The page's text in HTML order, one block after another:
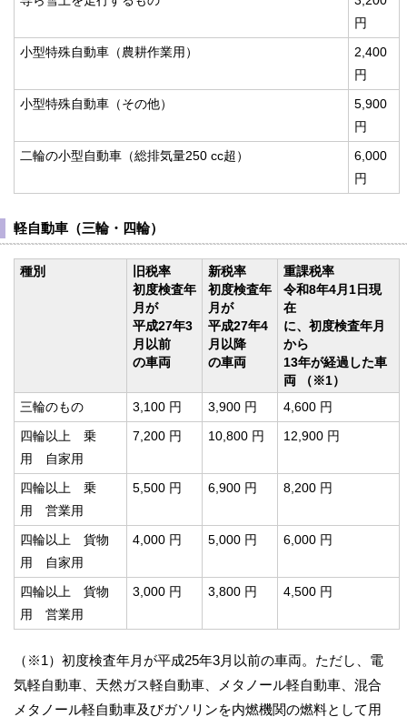
円
小型特殊自動車（農耕作業用）
2,400
円
小型特殊自動車（その他）
5,900
円
二輪の小型自動車（総排気量250 cc超）
6,000
円
軽自動車（三輪・四輪）
種別
旧税率
初度検査年
月が
平成27年3
月以前
の車両
新税率
初度検査年
月が
平成27年4
月以降
の車両
重課税率
令和8年4月1日現
在
に、初度検査年月
から
13年が経過した車
両 （※1）
三輪のもの
3,100 円 3,900 円
4,600 円
四輪以上 乗
用 自家用
7,200 円 10,800 円 12,900 円
四輪以上 乗
用 営業用
5,500 円 6,900 円 8,200 円
四輪以上 貨物
用 自家用
4,000 円 5,000 円 6,000 円
四輪以上 貨物
用 営業用
3,000 円 3,800 円 4,500 円
（※1）初度検査年月が平成25年3月以前の車両。ただし、電
気軽自動車、天然ガス軽自動車、メタノール軽自動車、混合
メタノール軽自動車及びガソリンを内燃機関の燃料として用